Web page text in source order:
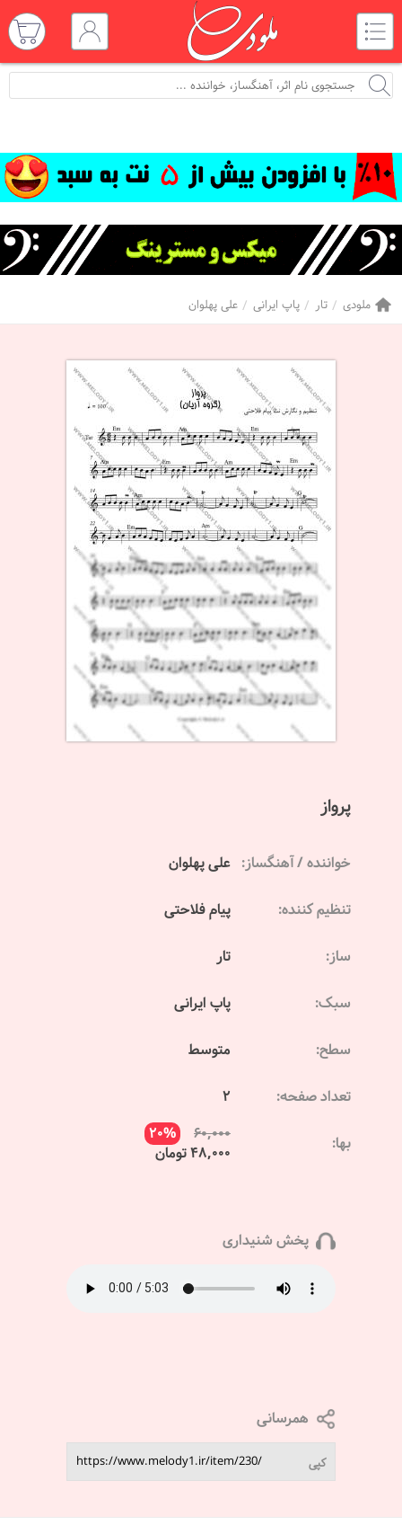
ملودی تار پاپ ایرانی علی پهلوان
پرواز
خواننده / آهنگساز: علی پهلوان
تنظیم کننده: پیام فلاحتی
ساز: تار
سبک: پاپ ایرانی
سطح: متوسط
تعداد صفحه: 2
بها: 60,000
20%
48,000 تومان
پخش شنیداری
همرسانی
کپی